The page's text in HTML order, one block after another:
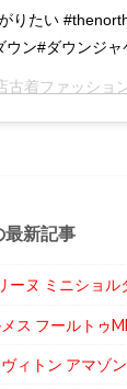
りたい
ウン#ダウンジ
古着ファッショ
最新記事
ーヌ ミニショル
ス フールトゥ
ィトン アマゾ